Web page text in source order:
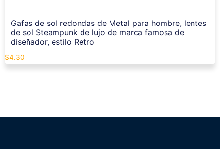
Gafas de sol redondas de Metal para hombre, lentes
de sol Steampunk de lujo de marca famosa de
diseñador, estilo Retro
$4.30